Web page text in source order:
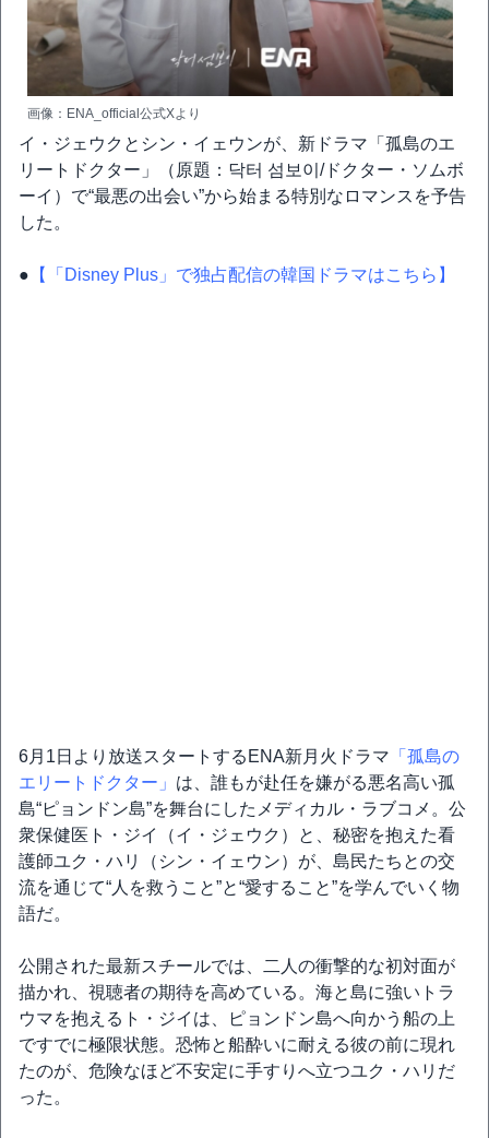
画像：ENA_official公式Xより
イ・ジェウクとシン・イェウンが、新ドラマ「孤島のエ
リートドクター」（原題：닥터 섬보이/ドクター・ソムボ
ーイ）で“最悪の出会い”から始まる特別なロマンスを予告
した。
● 【「Disney Plus」で独占配信の韓国ドラマはこちら】
6月1日より放送スタートするENA新月火ドラマ 「孤島の
エリートドクター」 は、誰もが赴任を嫌がる悪名高い孤
島“ピョンドン島”を舞台にしたメディカル・ラブコメ。公
衆保健医ト・ジイ（イ・ジェウク）と、秘密を抱えた看
護師ユク・ハリ（シン・イェウン）が、島民たちとの交
流を通じて“人を救うこと”と“愛すること”を学んでいく物
語だ。
公開された最新スチールでは、二人の衝撃的な初対面が
描かれ、視聴者の期待を高めている。海と島に強いトラ
ウマを抱えるト・ジイは、ピョンドン島へ向かう船の上
ですでに極限状態。恐怖と船酔いに耐える彼の前に現れ
たのが、危険なほど不安定に手すりへ立つユク・ハリだ
った。